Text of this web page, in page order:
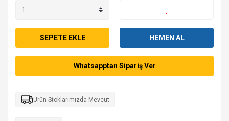
SEPETE EKLE HEMEN AL
Whatsapptan Sipariş Ver
Ürün Stoklarımızda Mevcut